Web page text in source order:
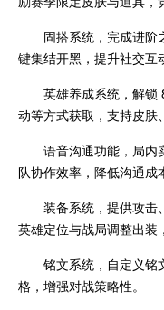
固搭系统，完成进
键集结开黑，提升社交互
英雄养成系统，解锁
动等方式获取，支持皮肤
语音沟通功能，局内
队协作效率，降低沟通成
装备系统，提供攻击
英雄定位与战局调整出装
铭文系统，自定义铭
格，增强对战策略性。